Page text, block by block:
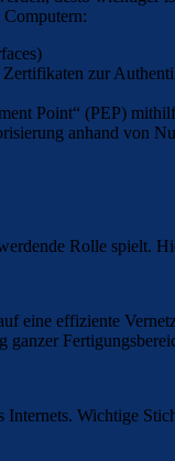
zur
Point“ (PEP)
anhand von
Rolle spielt.
eine effiziente
ganzer
Wichtige